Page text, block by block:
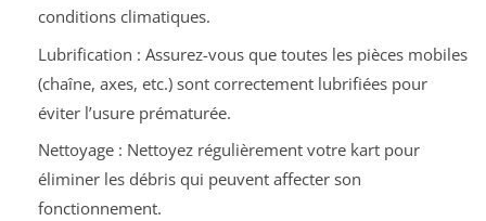
conditions climatiques.
Lubrification : Assurez-vous que toutes les pièces mobiles
(chaîne, axes, etc.) sont correctement lubrifiées pour
éviter l’usure prématurée.
Nettoyage : Nettoyez régulièrement votre kart pour
éliminer les débris qui peuvent affecter son
fonctionnement.